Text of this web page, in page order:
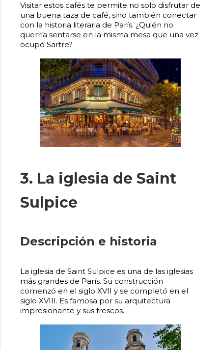
Visitar estos cafés te permite no solo disfrutar de
una buena taza de café, sino también conectar
con la historia literaria de París. ¿Quién no
querría sentarse en la misma mesa que una vez
ocupó Sartre?
3. La iglesia de Saint
Sulpice
Descripción e historia
La iglesia de Saint Sulpice es una de las iglesias
más grandes de París. Su construcción
comenzó en el siglo XVII y se completó en el
siglo XVIII. Es famosa por su arquitectura
impresionante y sus frescos.